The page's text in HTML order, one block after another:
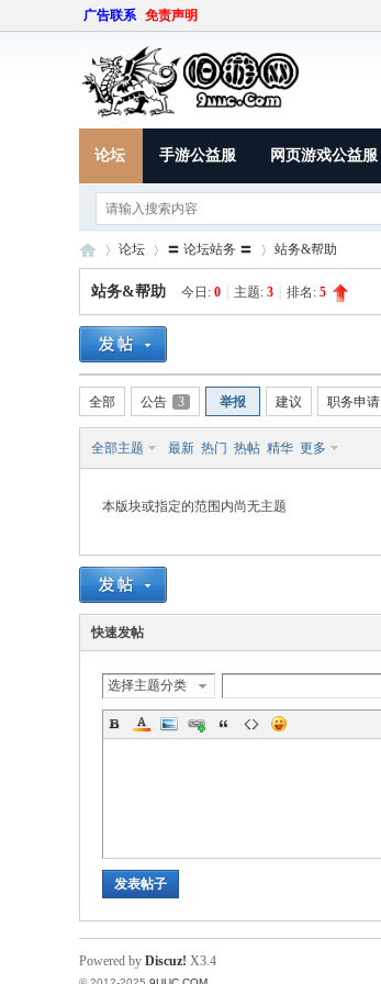
广告联系 免责声明
论坛 手游公益服 网页游戏公益服
9U
稀
»
论坛
›
〓 论坛站务 〓 站务&帮助
站务&帮助 今日: 0 主题: 3 排名: 5
全部 公告 3 举报 建议 职务申请
全部主题 最新 热门 热帖 精华 更多
本版块或指定的范围内尚无主题
快速发帖
选择主题分类
发表帖子
Powered by Discuz! X3.4